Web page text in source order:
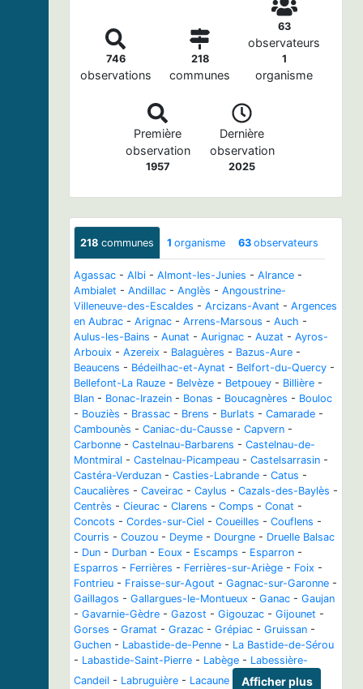
746
observations
218
communes
63
observateurs
1
organisme
Première
observation
1957
Dernière
observation
2025
218 communes 1 organisme 63 observateurs
Agassac - Albi - Almont-les-Junies - Alrance -
Ambialet - Andillac - Anglès - Angoustrine-
Villeneuve-des-Escaldes - Arcizans-Avant - Argences
en Aubrac - Arignac - Arrens-Marsous - Auch -
Aulus-les-Bains - Aunat - Aurignac - Auzat - Ayros-
Arbouix - Azereix - Balaguères - Bazus-Aure -
Beaucens - Bédeilhac-et-Aynat - Belfort-du-Quercy -
Bellefont-La Rauze - Belvèze - Betpouey - Billière -
Blan - Bonac-Irazein - Bonas - Boucagnères - Bouloc
- Bouziès - Brassac - Brens - Burlats - Camarade -
Cambounès - Caniac-du-Causse - Capvern -
Carbonne - Castelnau-Barbarens - Castelnau-de-
Montmiral - Castelnau-Picampeau - Castelsarrasin -
Castéra-Verduzan - Casties-Labrande - Catus -
Caucalières - Caveirac - Caylus - Cazals-des-Baylès -
Centrès - Cieurac - Clarens - Comps - Conat -
Concots - Cordes-sur-Ciel - Coueilles - Couflens -
Courris - Couzou - Deyme - Dourgne - Druelle Balsac
- Dun - Durban - Eoux - Escamps - Esparron -
Esparros - Ferrières - Ferrières-sur-Ariège - Foix -
Fontrieu - Fraisse-sur-Agout - Gagnac-sur-Garonne -
Gaillagos - Gallargues-le-Montueux - Ganac - Gaujan
- Gavarnie-Gèdre - Gazost - Gigouzac - Gijounet -
Gorses - Gramat - Grazac - Grépiac - Gruissan -
Guchen - Labastide-de-Penne - La Bastide-de-Sérou
- Labastide-Saint-Pierre - Labège - Labessière-
Candeil - Labruguière - Lacaune Afficher plus